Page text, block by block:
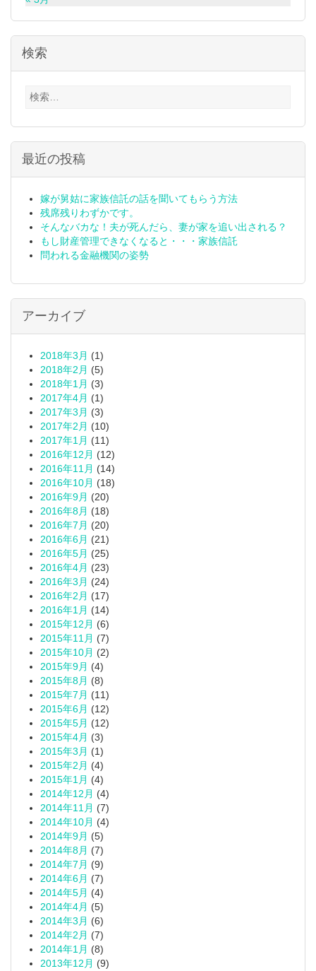
検索
検
最近の投稿
嫁が舅姑に家族信託の話を聞いてもらう方法
残席残りわずかです。
そんなバカな！夫が死んだら、妻が家を追い出される？
もし財産管理できなくなると・・・家族信託
問われる金融機関の姿勢
アーカイブ
2018年3月 (1)
2018年2月 (5)
2018年1月 (3)
2017年4月 (1)
2017年3月 (3)
2017年2月 (10)
2017年1月 (11)
2016年12月 (12)
2016年11月 (14)
2016年10月 (18)
2016年9月 (20)
2016年8月 (18)
2016年7月 (20)
2016年6月 (21)
2016年5月 (25)
2016年4月 (23)
2016年3月 (24)
2016年2月 (17)
2016年1月 (14)
2015年12月 (6)
2015年11月 (7)
2015年10月 (2)
2015年9月 (4)
2015年8月 (8)
2015年7月 (11)
2015年6月 (12)
2015年5月 (12)
2015年4月 (3)
2015年3月 (1)
2015年2月 (4)
2015年1月 (4)
2014年12月 (4)
2014年11月 (7)
2014年10月 (4)
2014年9月 (5)
2014年8月 (7)
2014年7月 (9)
2014年6月 (7)
2014年5月 (4)
2014年4月 (5)
2014年3月 (6)
2014年2月 (7)
2014年1月 (8)
2013年12月 (9)